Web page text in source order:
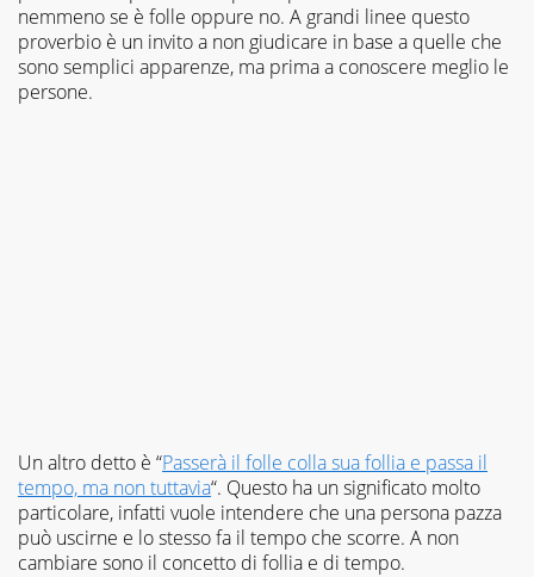
nemmeno se è folle oppure no. A grandi linee questo
proverbio è un invito a non giudicare in base a quelle che
sono semplici apparenze, ma prima a conoscere meglio le
persone.
Un altro detto è “Passerà il folle colla sua follia e passa il
tempo, ma non tuttavia“. Questo ha un significato molto
particolare, infatti vuole intendere che una persona pazza
può uscirne e lo stesso fa il tempo che scorre. A non
cambiare sono il concetto di follia e di tempo.